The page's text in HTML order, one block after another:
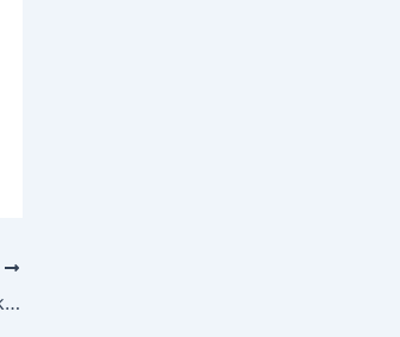
Enova-støtte til Statsraad Lehmkuhl